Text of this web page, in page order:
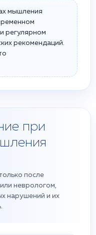
мышления
регулярном
рекомендаций.
при
после
неврологом,
нарушений и их